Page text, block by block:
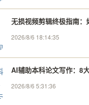
无损视频剪辑终极指南
2026/8/6 18:14:35
AI辅助本科论文写作：8
2026/8/6 5:31:36